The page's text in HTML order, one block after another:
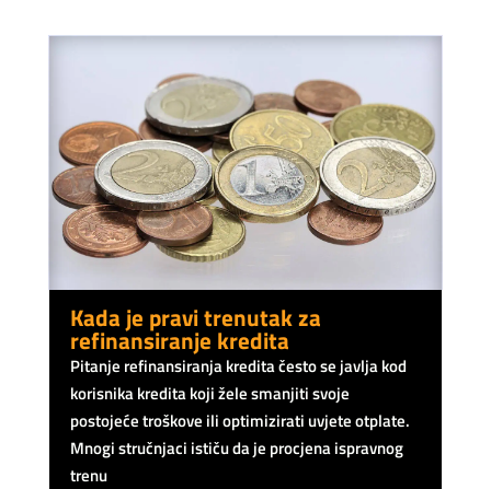
Kada je pravi trenutak za
refinansiranje kredita
Pitanje refinansiranja kredita često se javlja kod
korisnika kredita koji žele smanjiti svoje
postojeće troškove ili optimizirati uvjete otplate.
Mnogi stručnjaci ističu da je procjena ispravnog
trenu